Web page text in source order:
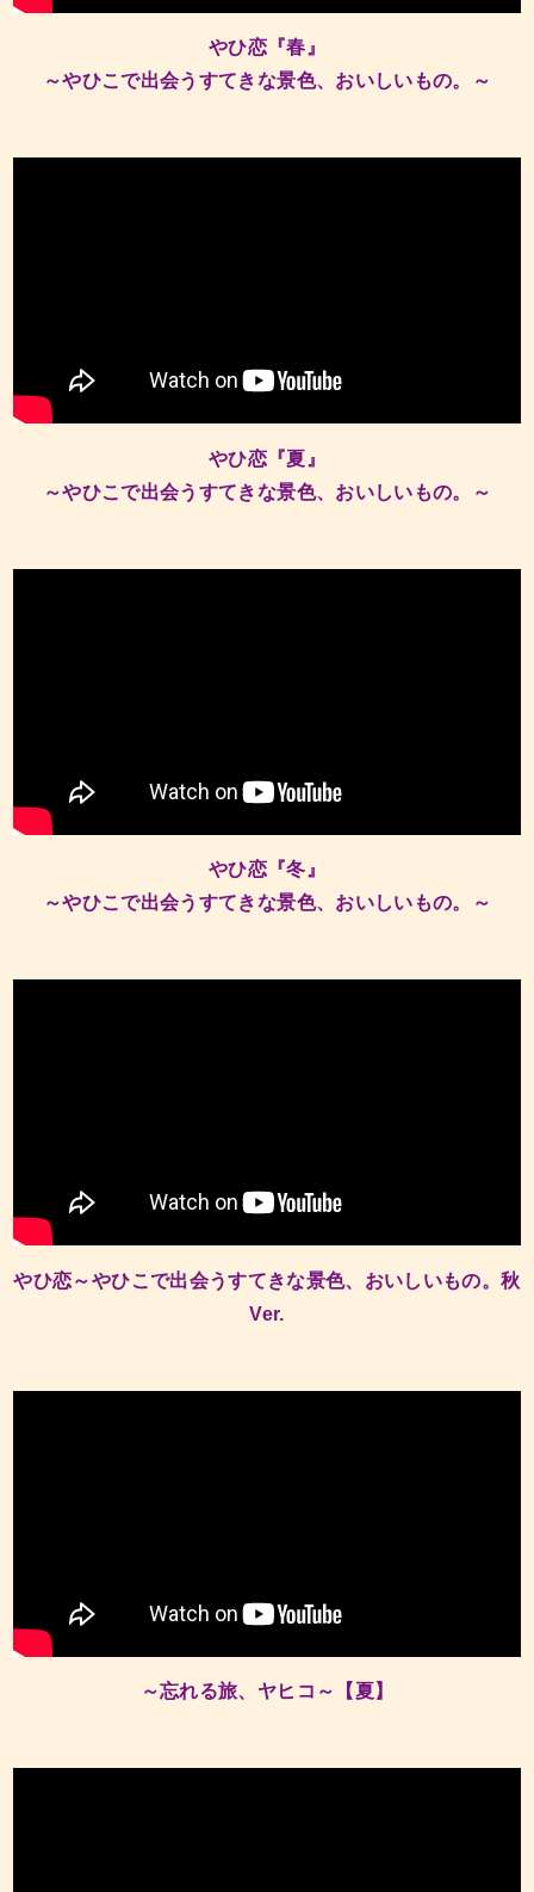
やひ恋『春』
～やひこで出会うすてきな景色、おいしいもの。～
やひ恋『夏』
～やひこで出会うすてきな景色、おいしいもの。～
やひ恋『冬』
～やひこで出会うすてきな景色、おいしいもの。～
やひ恋～やひこで出会うすてきな景色、おいしいもの。秋
Ver.
～忘れる旅、ヤヒコ～【夏】